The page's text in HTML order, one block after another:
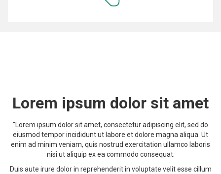
Lorem ipsum dolor sit amet
"Lorem ipsum dolor sit amet, consectetur adipiscing elit, sed do
eiusmod tempor incididunt ut labore et dolore magna aliqua. Ut
enim ad minim veniam, quis nostrud exercitation ullamco laboris
nisi ut aliquip ex ea commodo consequat.
Duis aute irure dolor in reprehenderit in voluptate velit esse cillum